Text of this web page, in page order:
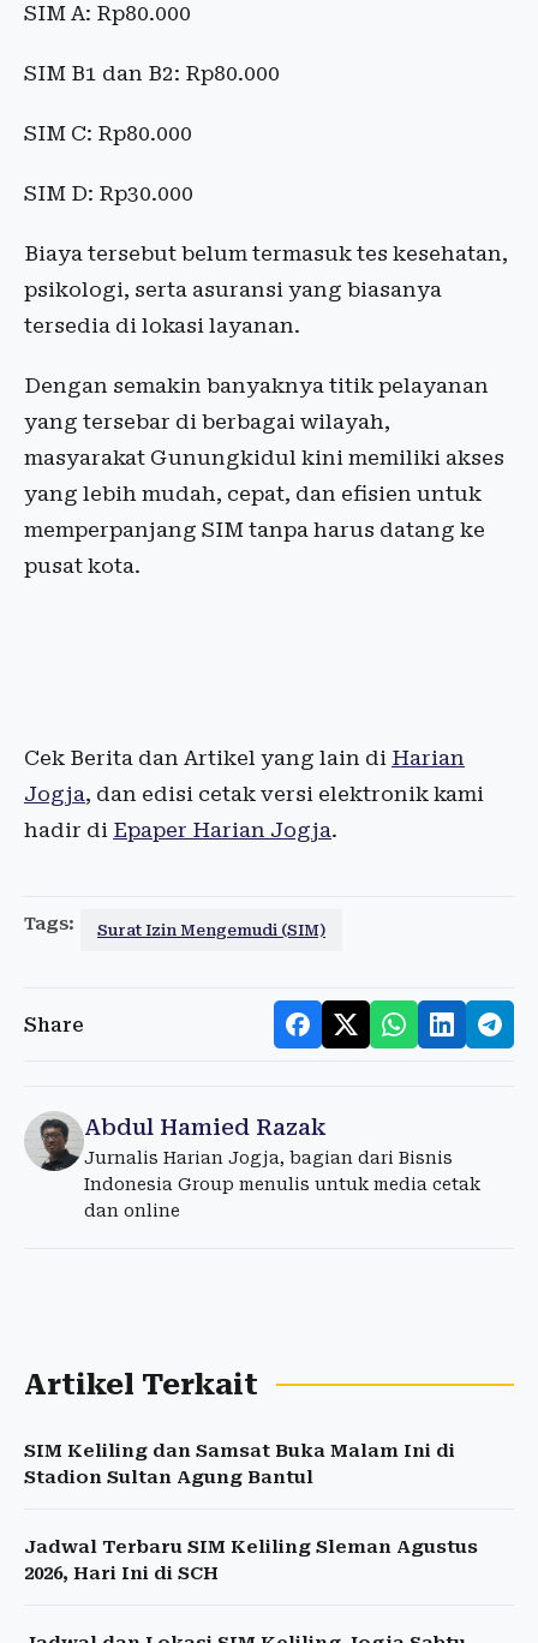
SIM A: Rp80.000
SIM B1 dan B2: Rp80.000
SIM C: Rp80.000
SIM D: Rp30.000
Biaya tersebut belum termasuk tes kesehatan,
psikologi, serta asuransi yang biasanya
tersedia di lokasi layanan.
Dengan semakin banyaknya titik pelayanan
yang tersebar di berbagai wilayah,
masyarakat Gunungkidul kini memiliki akses
yang lebih mudah, cepat, dan efisien untuk
memperpanjang SIM tanpa harus datang ke
pusat kota.
Cek Berita dan Artikel yang lain di Harian
Jogja, dan edisi cetak versi elektronik kami
hadir di Epaper Harian Jogja.
Tags: Surat Izin Mengemudi (SIM)
Share
Abdul Hamied Razak
Jurnalis Harian Jogja, bagian dari Bisnis
Indonesia Group menulis untuk media cetak
dan online
Artikel Terkait
SIM Keliling dan Samsat Buka Malam Ini di
Stadion Sultan Agung Bantul
Jadwal Terbaru SIM Keliling Sleman Agustus
2026, Hari Ini di SCH